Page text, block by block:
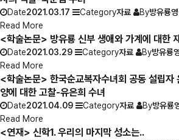
Date2021.03.17 Category자료 By방유룡
Read More
<학술논문> 방유룡 신부 생애와 가계에 대한
Date2021.03.29 Category자료 By방유룡
Read More
<학술논문> 한국순교복자수녀회 공동 설립자
양에 대한 고찰-유은희 수녀
Date2021.04.09 Category자료 By방유룡
Read More
<연재> 신학1. 우리의 마지막 성소는..